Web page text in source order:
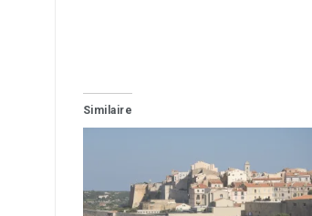
Similaire